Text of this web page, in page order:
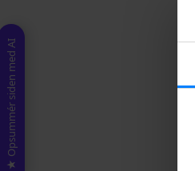
★ Opsummér siden med AI